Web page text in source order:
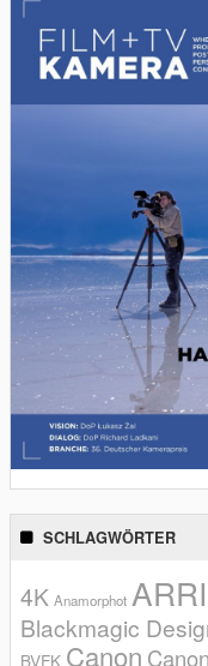
SCHLAGWÖRTER
4K Anamorphot ARRI
Blackmagic
BVFK Canon